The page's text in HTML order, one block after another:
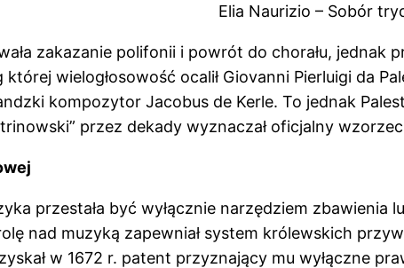
Elia Naurizio – Sobór
zakazanie polifonii i powrót do chorału,
której wielogłosowość ocalił Giovanni Pierluigi da
kompozytor Jacobus de Kerle. To jednak
przez dekady wyznaczał oficjalny
przestała być wyłącznie narzędziem
nad muzyką zapewniał system królewskich
w 1672 r. patent przyznający mu wyłączne